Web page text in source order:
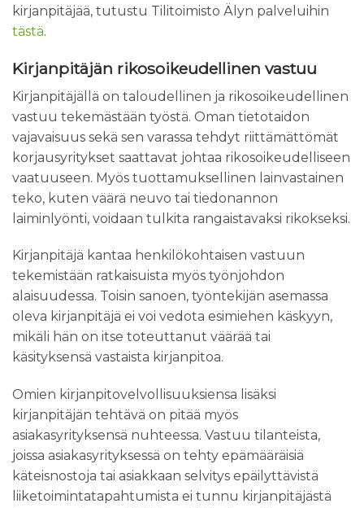
kirjanpitäjää, tutustu Tilitoimisto Älyn palveluihin
tästä.
Kirjanpitäjän rikosoikeudellinen vastuu
Kirjanpitäjällä on taloudellinen ja rikosoikeudellinen
vastuu tekemästään työstä. Oman tietotaidon
vajavaisuus sekä sen varassa tehdyt riittämättömät
korjausyritykset saattavat johtaa rikosoikeudelliseen
vaatuuseen. Myös tuottamuksellinen lainvastainen
teko, kuten väärä neuvo tai tiedonannon
laiminlyönti, voidaan tulkita rangaistavaksi rikokseksi.
Kirjanpitäjä kantaa henkilökohtaisen vastuun
tekemistään ratkaisuista myös työnjohdon
alaisuudessa. Toisin sanoen, työntekijän asemassa
oleva kirjanpitäjä ei voi vedota esimiehen käskyyn,
mikäli hän on itse toteuttanut väärää tai
käsityksensä vastaista kirjanpitoa.
Omien kirjanpitovelvollisuuksiensa lisäksi
kirjanpitäjän tehtävä on pitää myös
asiakasyrityksensä nuhteessa. Vastuu tilanteista,
joissa asiakasyrityksessä on tehty epämääräisiä
käteisnostoja tai asiakkaan selvitys epäilyttävistä
liiketoimintatapahtumista ei tunnu kirjanpitäjästä